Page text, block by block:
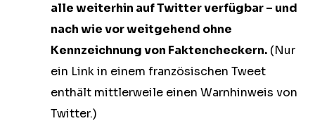
alle weiterhin auf Twitter verfügbar – und
nach wie vor weitgehend ohne
Kennzeichnung von Faktencheckern. (Nur
ein Link in einem französischen Tweet
enthält mittlerweile einen Warnhinweis von
Twitter.)